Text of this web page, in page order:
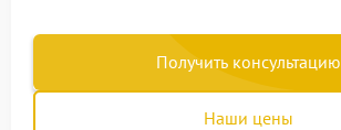
Получить консультацию
Наши цены